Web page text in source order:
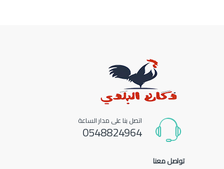
اتصل بنا على مدار الساعة
0548824964
تواصل معنا